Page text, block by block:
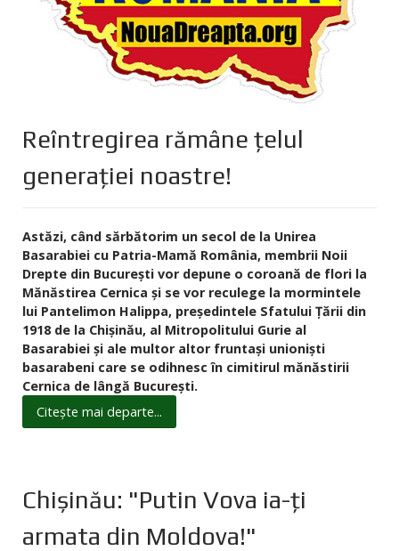
Reîntregirea rămâne țelul
generației noastre!
Astăzi, când sărbătorim un secol de la Unirea
Basarabiei cu Patria-Mamă România, membrii Noii
Drepte din București vor depune o coroană de flori la
Mănăstirea Cernica și se vor reculege la mormintele
lui Pantelimon Halippa, președintele Sfatului Țării din
1918 de la Chișinău, al Mitropolitului Gurie al
Basarabiei și ale multor altor fruntași unioniști
basarabeni care se odihnesc în cimitirul mănăstirii
Cernica de lângă București.
Citește mai departe...
Chișinău: "Putin Vova ia-ți
armata din Moldova!"